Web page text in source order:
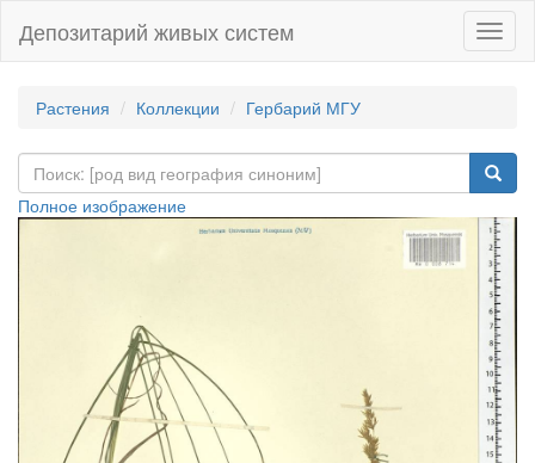
Депозитарий живых систем
Растения Коллекции Гербарий МГУ
Полное изображение